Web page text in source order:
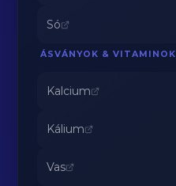
Só
ÁSVÁNYOK & VITAMINOK
Kalcium
Kálium
Vas